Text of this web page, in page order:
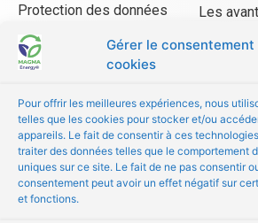
Gérer le consentement
cookies
Pour offrir les meilleures expériences, nous
telles que les cookies pour stocker et/ou
appareils. Le fait de consentir à ces
traiter des données telles que le comportement
uniques sur ce site. Le fait de ne pas consentir
consentement peut avoir un effet négatif sur
et fonctions.
Protection des données
CGU Mangopay
Les
CGU/CGV
Être référencé
Les avantages
FAQ